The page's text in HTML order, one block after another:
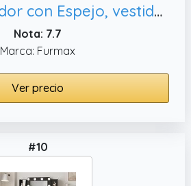
Furmax Tocador con Espejo, vestidor (Negro)
Nota: 7.7
Marca: Furmax
Ver precio
#10